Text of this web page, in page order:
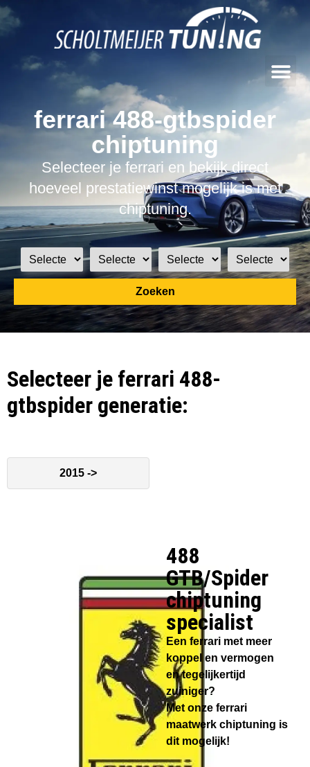
ferrari 488-gtbspider
chiptuning
Selecteer je ferrari en bekijk direct
hoeveel prestatiewinst mogelijk is met
chiptuning.
Zoeken
Selecteer je ferrari 488-
gtbspider generatie:
2015 ->
488
GTB/Spider
chiptuning
specialist​
Een ferrari met meer
koppel en vermogen
en tegelijkertijd
zuiniger?
Met onze ferrari
maatwerk chiptuning is
dit mogelijk!